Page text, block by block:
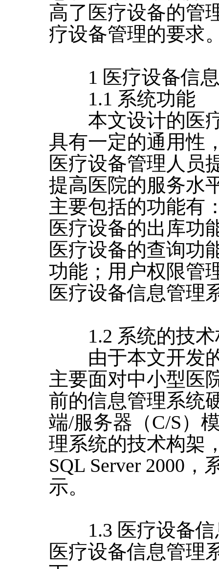
高了医疗设备的管
疗设备管理的要求
1 医疗设备信息
1.1 系统功能
本文设计的医疗
具有一定的通用性
医疗设备管理人员
提高医院的服务水
主要包括的功能有
医疗设备的出库功
医疗设备的查询功
功能；用户权限管
医疗设备信息管理
1.2 系统的技术
由于本文开发的
主要面对中小型医
前的信息管理系统
端/服务器（C/S）
理系统的技术构架
SQL Server 2000
示。
1.3 医疗设备
医疗设备信息管理